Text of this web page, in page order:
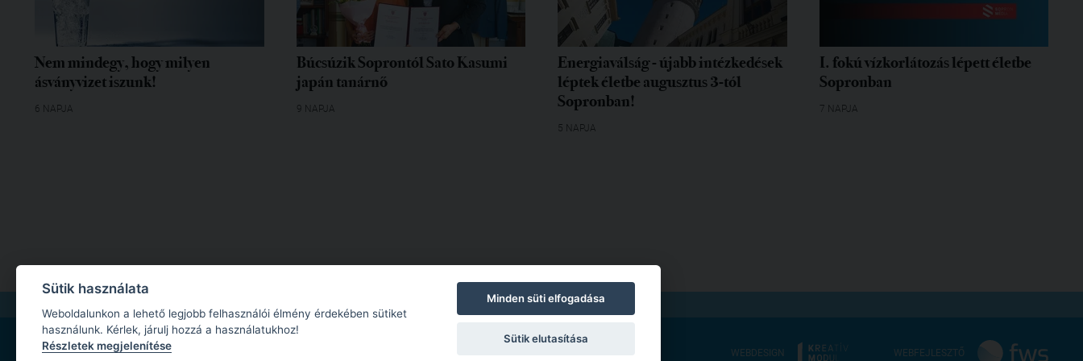
Nem mindegy, hogy milyen
ásványvizet iszunk!
6 NAPJA
Búcsúzik Soprontól Sato Kasumi
japán tanárnő
9 NAPJA
Energiaválság - újabb intézkedések
léptek életbe augusztus 3-tól
Sopronban!
5 NAPJA
I. fokú vízkorlátozás lépett életbe
Sopronban
7 NAPJA
MODERÁLÁSI SZABÁLYZAT
WEBDESIGN WEBFEJLESZTŐ
Sütik használata
Weboldalunkon a lehető legjobb felhasználói élmény érdekében sütiket
használunk. Kérlek, járulj hozzá a használatukhoz!
Részletek megjelenítése
Minden süti elfogadása
Sütik elutasítása